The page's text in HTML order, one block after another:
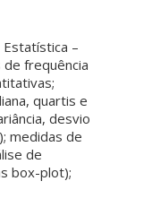
–
frequência
quartis e
desvio
medidas de
de
box-plot);